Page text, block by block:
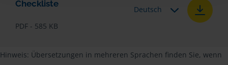
Checkliste
PDF - 585 KB
Deutsch
Hinweis: Übersetzungen in mehreren Sprachen finden Sie, wenn